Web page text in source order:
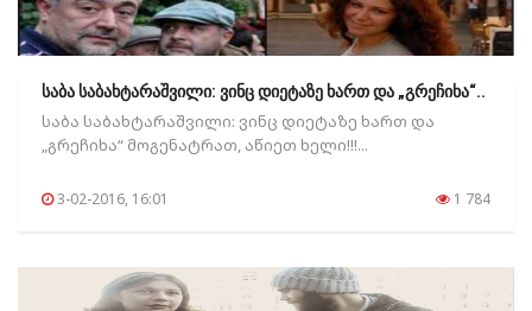
საბა საბახტარაშვილი: ვინც დიეტაზე ხართ და „გრეჩიხა“..
საბა საბახტარაშვილი: ვინც დიეტაზე ხართ და
„გრეჩიხა“ მოგენატრათ, აწიეთ ხელი!!!...
3-02-2016, 16:01 1 784